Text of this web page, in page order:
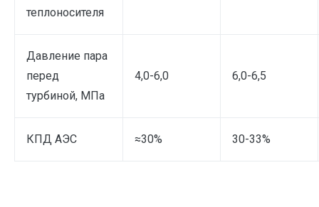
теплоносителя
Давление пара
перед
турбиной, МПа
4,0-6,0 6,0-6,5
КПД АЭС ≈30% 30-33%